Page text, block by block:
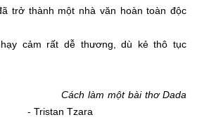
trở thành một nhà văn hoàn toàn độc
cảm rất dễ thương, dù kẻ thô tục
Cách làm một bài thơ Dada
- Tristan Tzara